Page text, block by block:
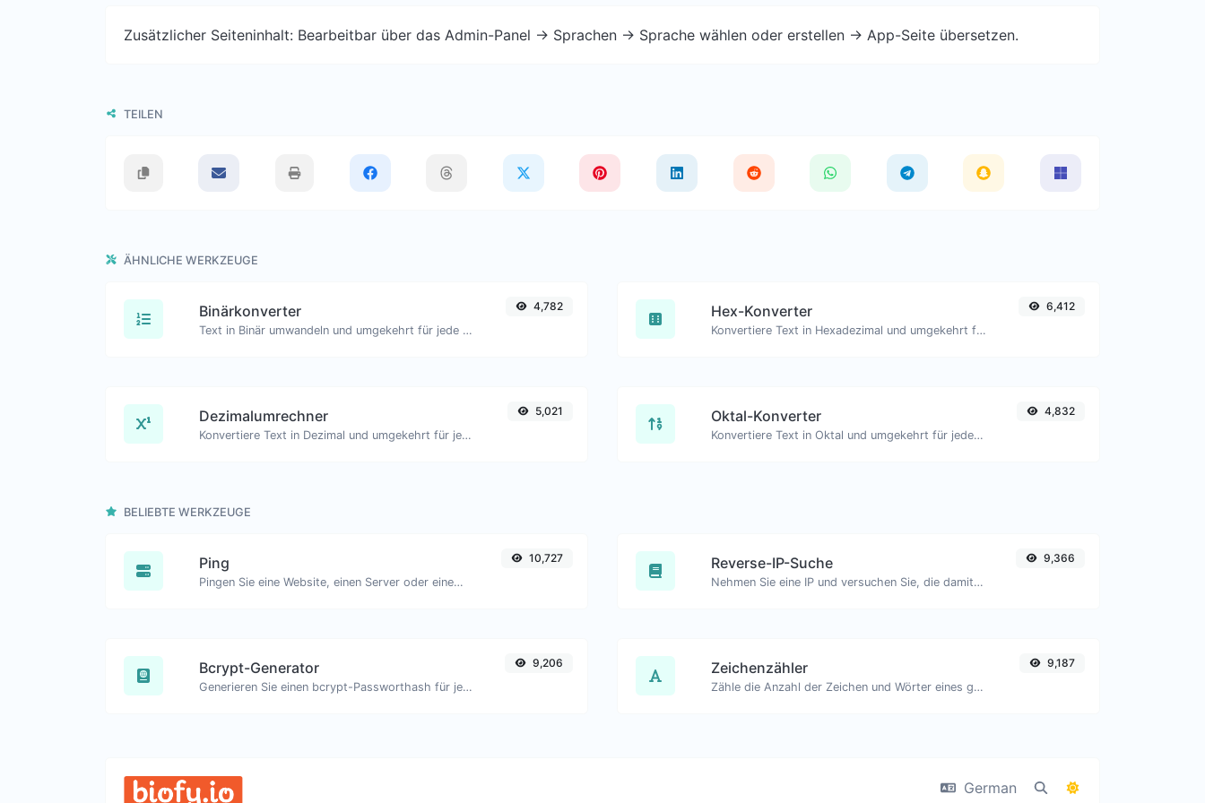
Zusätzlicher Seiteninhalt: Bearbeitbar über das Admin-Panel -> Sprachen -> Sprache wählen oder erstellen -> App-Seite übersetzen.
TEILEN
ÄHNLICHE WERKZEUGE
Binärkonverter
Text in Binär umwandeln und umgekehrt für jede Zeichenfolge.
4,782 Hex-Konverter
Konvertiere Text in Hexadezimal und umgekehrt für jede Zeichenfolge.
6,412
Dezimalumrechner
Konvertiere Text in Dezimal und umgekehrt für jede Zeichenfolge.
5,021 Oktal-Konverter
Konvertiere Text in Oktal und umgekehrt für jede Zeichenfolge.
4,832
BELIEBTE WERKZEUGE
Ping
Pingen Sie eine Website, einen Server oder einen Port.
10,727 Reverse-IP-Suche
Nehmen Sie eine IP und versuchen Sie, die damit verbundene Domain/Host zu finden.
9,366
Bcrypt-Generator
Generieren Sie einen bcrypt-Passworthash für jede Zeichenfolge.
9,206 Zeichenzähler
Zähle die Anzahl der Zeichen und Wörter eines gegebenen Textes.
9,187
German